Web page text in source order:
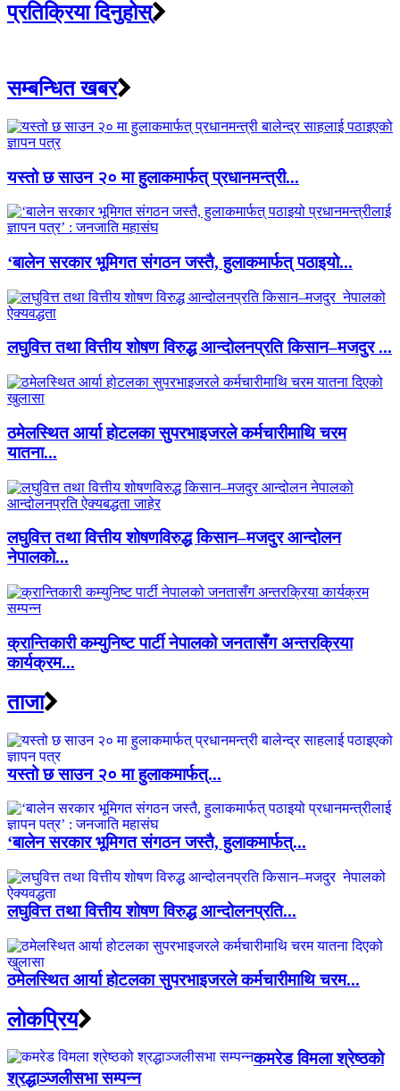
प्रतिक्रिया दिनुहोस्
सम्बन्धित खबर
यस्तो छ साउन २० मा हुलाकमार्फत् प्रधानमन्त्री...
‘बालेन सरकार भूमिगत संगठन जस्तै, हुलाकमार्फत् पठाइयो...
लघुवित्त तथा वित्तीय शोषण विरुद्ध आन्दोलनप्रति किसान–मजदुर ...
ठमेलस्थित आर्या होटलका सुपरभाइजरले कर्मचारीमाथि चरम
यातना...
लघुवित्त तथा वित्तीय शोषणविरुद्ध किसान–मजदुर आन्दोलन
नेपालको...
क्रान्तिकारी कम्युनिष्ट पार्टी नेपालको जनतासँग अन्तरक्रिया
कार्यक्रम...
ताजा
यस्तो छ साउन २० मा हुलाकमार्फत्...
‘बालेन सरकार भूमिगत संगठन जस्तै, हुलाकमार्फत्...
लघुवित्त तथा वित्तीय शोषण विरुद्ध आन्दोलनप्रति...
ठमेलस्थित आर्या होटलका सुपरभाइजरले कर्मचारीमाथि चरम...
लाेकप्रिय
कमरेड विमला श्रेष्ठको
श्रद्धाञ्जलीसभा सम्पन्न